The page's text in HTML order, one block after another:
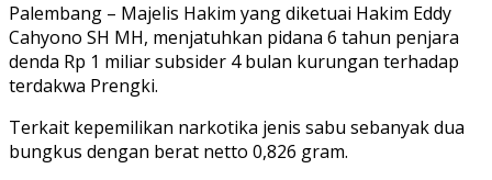
Palembang – Majelis Hakim yang diketuai Hakim Eddy
Cahyono SH MH, menjatuhkan pidana 6 tahun penjara
denda Rp 1 miliar subsider 4 bulan kurungan terhadap
terdakwa Prengki.
Terkait kepemilikan narkotika jenis sabu sebanyak dua
bungkus dengan berat netto 0,826 gram.